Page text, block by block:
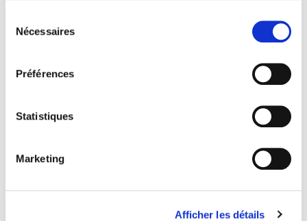
Nécessaires
Préférences
Statistiques
Marketing
Afficher les détails
La formation de l'Europe
Christian Lequesne